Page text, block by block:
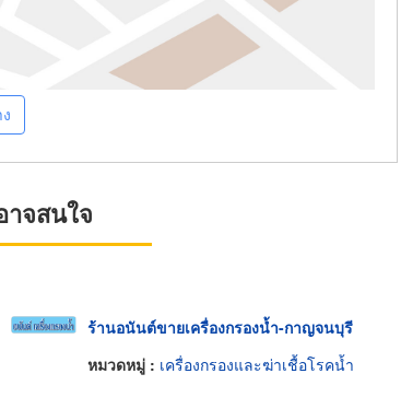
จสนใจ
ร้านอนันต์ขายเครื่องกรองน้ำ-กาญจนบุรี
หมวดหมู่ : เครื่องกรองและฆ่าเชื้อโรคน้ำ